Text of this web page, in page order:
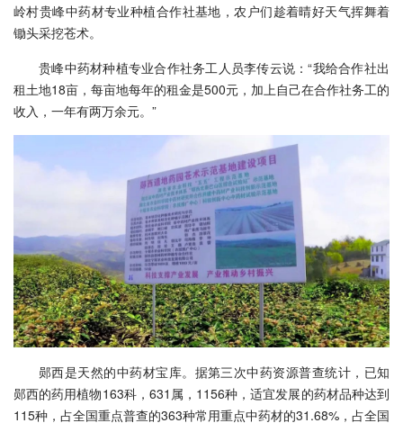
岭村贵峰中药材专业种植合作社基地，农户们趁着晴好天气挥舞着
锄头采挖苍术。
贵峰中药材种植专业合作社务工人员李传云说：“我给合作社出
租土地18亩，每亩地每年的租金是500元，加上自己在合作社务工的
收入，一年有两万余元。”
郧西是天然的中药材宝库。据第三次中药资源普查统计，已知
郧西的药用植物163科，631属，1156种，适宜发展的药材品种达到
115种，占全国重点普查的363种常用重点中药材的31.68%，占全国